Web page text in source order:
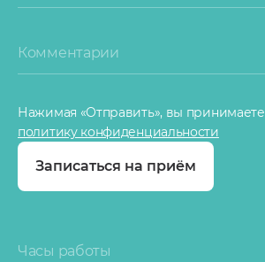
Комментарии
Записаться на приём
Нажимая «Отправить», вы принимаете
политику конфиденциальности
Часы работы